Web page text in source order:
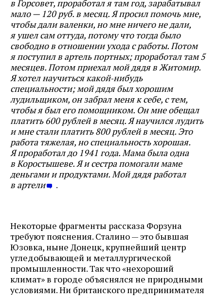
в Горсовет, проработал я там год, зарабатывал
мало — 120 руб. в месяц. Я просил помочь мне,
чтобы дали валенки, но мне ничего не дали,
я ушел сам оттуда, потому что тогда было
свободно в отношении ухода с работы. Потом
я поступил в артель портных; проработал там 5
месяцев. Потом приехал мой дядя в Житомир.
Я хотел научиться какой‑нибудь
специальности; мой дядя был хорошим
лудильщиком, он забрал меня к себе, с тем,
чтобы я был его помощником. Он мне обещал
платить 600 рублей в месяц. Я научился лудить
и мне стали платить 800 рублей в месяц. Это
работа тяжелая, но специальность хорошая.
Я проработал до 1941 года. Мама была одна
в Коростышеве. Я и сестра помогали маме
деньгами и продуктами. Мой дядя работал
в артели
.
Некоторые фрагменты рассказа Форзуна
требуют пояснения. Сталино — это бывшая
Юзовка, ныне Донецк, крупнейший центр
угледобывающей и металлургической
промышленности. Так что «нехороший
климат» в городе объяснялся не природными
условиями. Ни британского предпринимателя
Журнал ЛЕХАИМ в вашем
email
Подпишитесь на рассылку журнала ЛЕХАИМ и получайте
самые интересные публикации с сайта по электронной